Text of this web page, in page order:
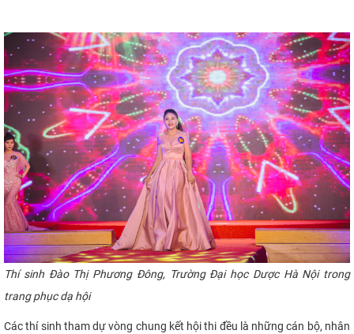
HTQT
CỰU NGƯỜI HỌC
Thísinh Đào Thị Phương Đông, Trường Đại học Dược Hà Nộitrong
trang phục dạ hội
Các thí sinh tham dự vòng chung kết hội thi đều là những cán bộ, nhân